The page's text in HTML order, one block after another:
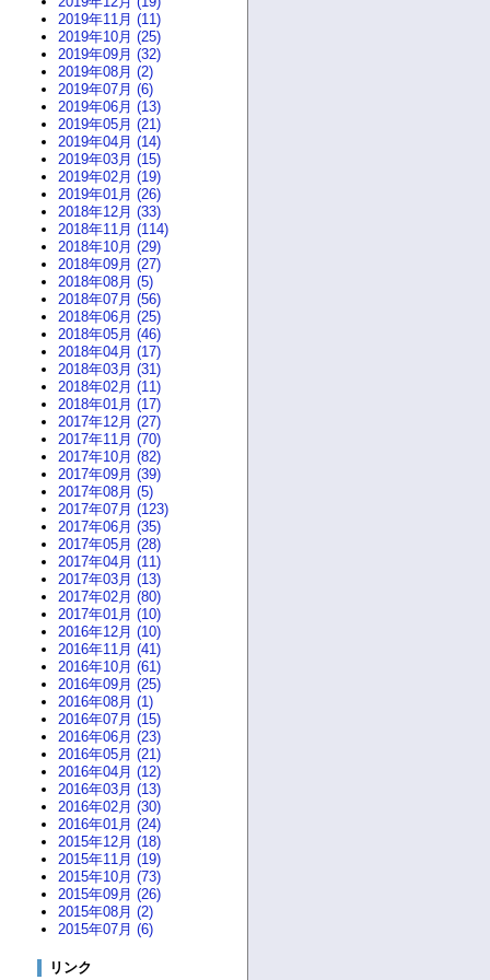
2019年11月 (11)
2019年10月 (25)
2019年09月 (32)
2019年08月 (2)
2019年07月 (6)
2019年06月 (13)
2019年05月 (21)
2019年04月 (14)
2019年03月 (15)
2019年02月 (19)
2019年01月 (26)
2018年12月 (33)
2018年11月 (114)
2018年10月 (29)
2018年09月 (27)
2018年08月 (5)
2018年07月 (56)
2018年06月 (25)
2018年05月 (46)
2018年04月 (17)
2018年03月 (31)
2018年02月 (11)
2018年01月 (17)
2017年12月 (27)
2017年11月 (70)
2017年10月 (82)
2017年09月 (39)
2017年08月 (5)
2017年07月 (123)
2017年06月 (35)
2017年05月 (28)
2017年04月 (11)
2017年03月 (13)
2017年02月 (80)
2017年01月 (10)
2016年12月 (10)
2016年11月 (41)
2016年10月 (61)
2016年09月 (25)
2016年08月 (1)
2016年07月 (15)
2016年06月 (23)
2016年05月 (21)
2016年04月 (12)
2016年03月 (13)
2016年02月 (30)
2016年01月 (24)
2015年12月 (18)
2015年11月 (19)
2015年10月 (73)
2015年09月 (26)
2015年08月 (2)
2015年07月 (6)
リンク